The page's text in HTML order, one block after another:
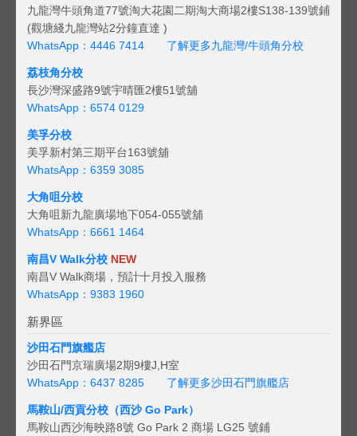
九龍灣牛頭角道77號淘大花園二期淘大商場2樓S138-139號鋪
(觀塘綫九龍灣站2分鐘直達 )
WhatsApp：4446 7414
了解更多九龍灣/牛頭角分校
荔枝角分校
長沙灣深盛路9號宇晴匯2樓51號舖
WhatsApp：6574 0129
美孚分校
美孚新村第三期平台163號舖
WhatsApp：6359 3085
大角咀分校
大角咀新九龍廣場地下054-055號舖
WhatsApp：6661 1464
南昌V Walk分校 NEW
南昌V Walk商場，預計十月投入服務
WhatsApp：9383 1960
新界區
沙田石門旗艦店
沙田石門京瑞廣場2期9樓J,H室
WhatsApp：6437 8285
了解更多沙田石門旗艦店
馬鞍山/西貢分校（西沙 Go Park）
馬鞍山西沙海映路8號 Go Park 2 商場 LG25 號鋪